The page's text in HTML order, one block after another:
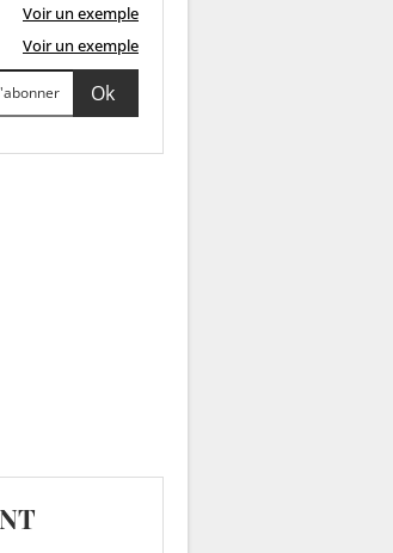
Voir un exemple
Voir un exemple